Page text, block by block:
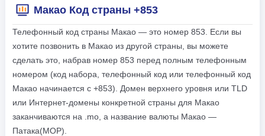
Макао Код страны +853
Телефонный код страны Макао — это номер 853. Если вы
хотите позвонить в Макао из другой страны, вы можете
сделать это, набрав номер 853 перед полным телефонным
номером (код набора, телефонный код или телефонный код
Макао начинается с +853). Домен верхнего уровня или TLD
или Интернет-домены конкретной страны для Макао
заканчиваются на .mo, а название валюты Макао —
Патака(MOP).